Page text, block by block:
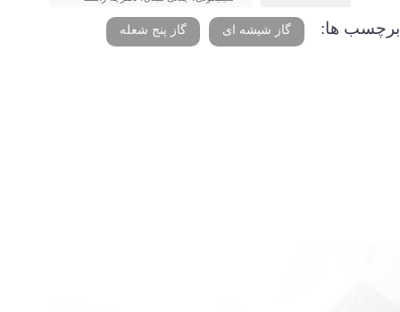
برچسب ها: گاز شیشه ای گاز پنج شعله